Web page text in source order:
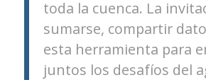
toda la cuenca. La
sumarse, compartir
esta herramienta para
juntos los desafíos del